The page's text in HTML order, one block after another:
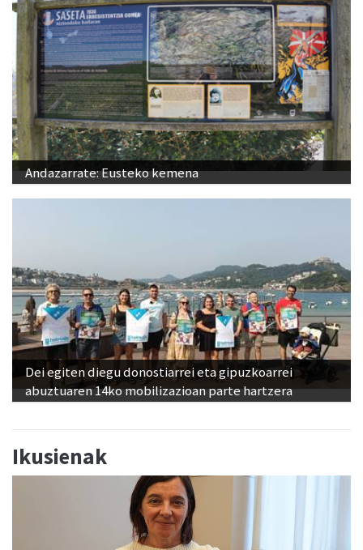
Andazarrate: Eusteko kemena
Dei egiten diegu donostiarrei eta gipuzkoarrei
abuztuaren 14ko mobilizazioan parte hartzera
Ikusienak